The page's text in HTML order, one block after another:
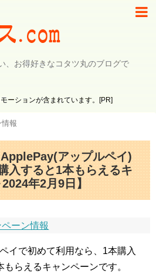
、お得好きなコタツ丸のブログで
ーションが含まれています。[PR]
報
アップルペイ)
入すると1本もらえるキ
年2月9日】
ーン情報
イで初めて利用なら、1本購入
もらえるキャンペーンです。